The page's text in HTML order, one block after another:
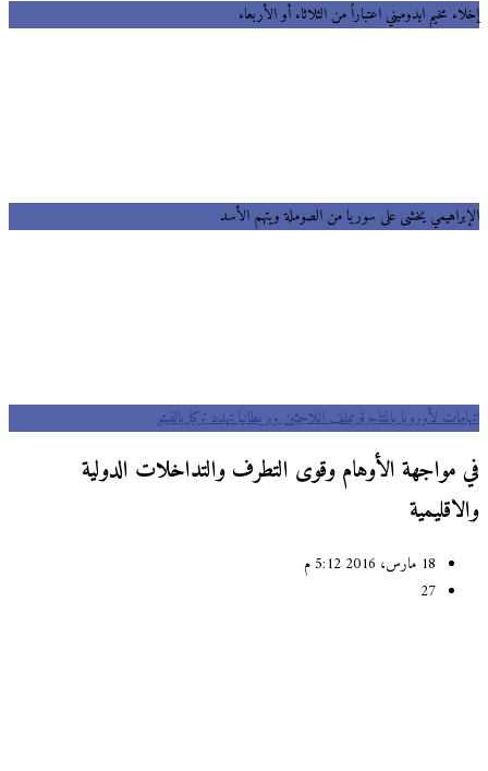
مخيم ايدوميني اعتباراً من الثلاثاء أو الأربعاء
يخشى على سوريا من الصوملة ويتهم الأسد
لأوروبا بالمتاجرة بملف اللاجئين وبريطانيا تهدد تركيا بالفيتو
الأوهام وقوى التطرف والتداخلات الدولية
18 مارس، 2016 5:12 م
27